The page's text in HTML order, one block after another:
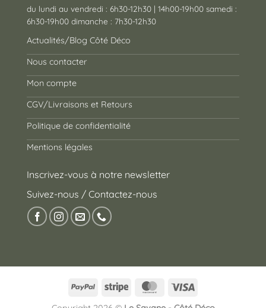
du lundi au vendredi : 6h30-12h30 | 14h00-19h00 samedi :
6h30-19h00 dimanche : 7h30-12h30
Actualités/Blog Côté Déco
Nous contacter
Mon compte
CGV/Livraisons et Retours
Politique de confidentialité
Mentions légales
Inscrivez-vous à notre newsletter
Suivez-nous / Contactez-nous
PayPal Stripe MasterCard
Visa